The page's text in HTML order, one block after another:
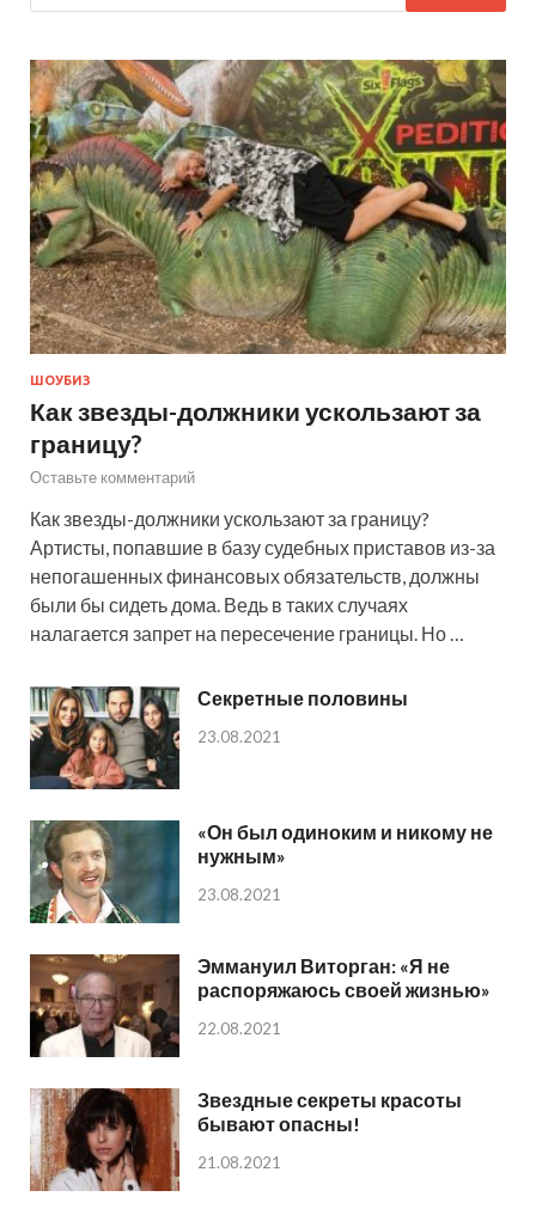
ШОУБИЗ
Как звезды-должники ускользают за
границу?
Оставьте комментарий
Как звезды-должники ускользают за границу?
Артисты, попавшие в базу судебных приставов из-за
непогашенных финансовых обязательств, должны
были бы сидеть дома. Ведь в таких случаях
налагается запрет на пересечение границы. Но …
Секретные половины
23.08.2021
«Он был одиноким и никому не
нужным»
23.08.2021
Эммануил Виторган: «Я не
распоряжаюсь своей жизнью»
22.08.2021
Звездные секреты красоты
бывают опасны!
21.08.2021